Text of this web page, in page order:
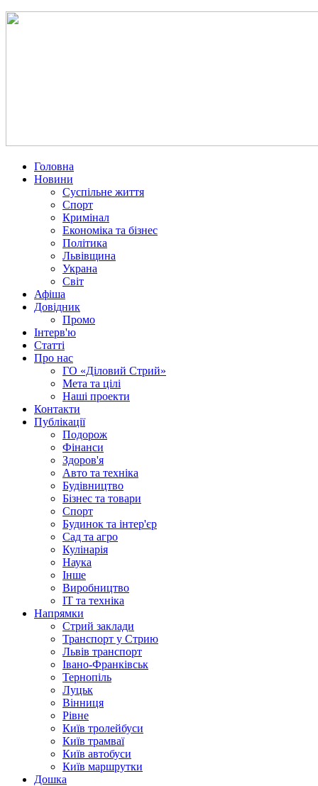
Головна
Новини
Суспільне життя
Спорт
Кримінал
Економіка та бізнес
Політика
Львівщина
Украна
Світ
Афіша
Довідник
Промо
Інтерв'ю
Статті
Про нас
ГО «Діловий Стрий»
Мета та цілі
Наші проекти
Контакти
Публікації
Подорож
Фінанси
Здоров'я
Авто та техніка
Будівництво
Бізнес та товари
Спорт
Будинок та інтер'єр
Сад та агро
Кулінарія
Наука
Інше
Виробництво
IT та техніка
Напрямки
Стрий заклади
Транспорт у Стрию
Львів транспорт
Івано-Франківськ
Тернопіль
Луцьк
Вінниця
Рівне
Київ тролейбуси
Київ трамваї
Київ автобуси
Київ маршрутки
Дошка